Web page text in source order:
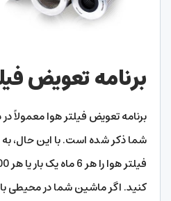
برنامه تعویض
برنامه تعویض فیلتر هوا معمولاً
شما ذکر شده است. با این حال،
کنید. اگر ماشین شما در محیطی با